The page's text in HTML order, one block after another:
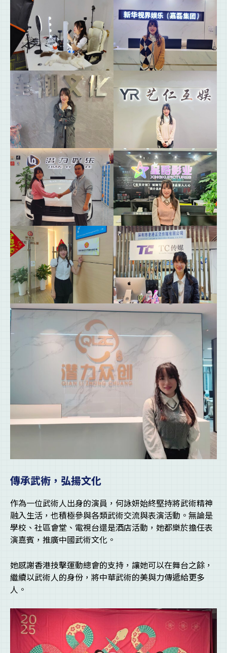
傳承武術，弘揚文化
作為一位武術人出身的演員，何詠妍始終堅持將武術精神
融入生活，也積極參與各類武術交流與表演活動。無論是
學校、社區會堂、電視台還是酒店活動，她都樂於擔任表
演嘉賓，推廣中國武術文化。
她感謝香港技擊運動總會的支持，讓她可以在舞台之餘，
繼續以武術人的身份，將中華武術的美與力傳遞給更多
人。